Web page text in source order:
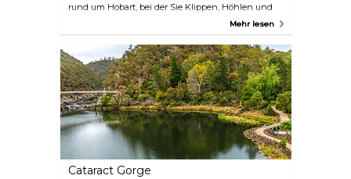
rund um Hobart, bei der Sie Klippen, Höhlen und
Strände erkunden, eine mehrtägige Expedition in
Entdeckungsreise durch atemberaubende
Landschaften, bei der Sie fernab der ausgetretenen
Pfade des modernen Lebens gleiten.
Mehr lesen
Cataract Gorge